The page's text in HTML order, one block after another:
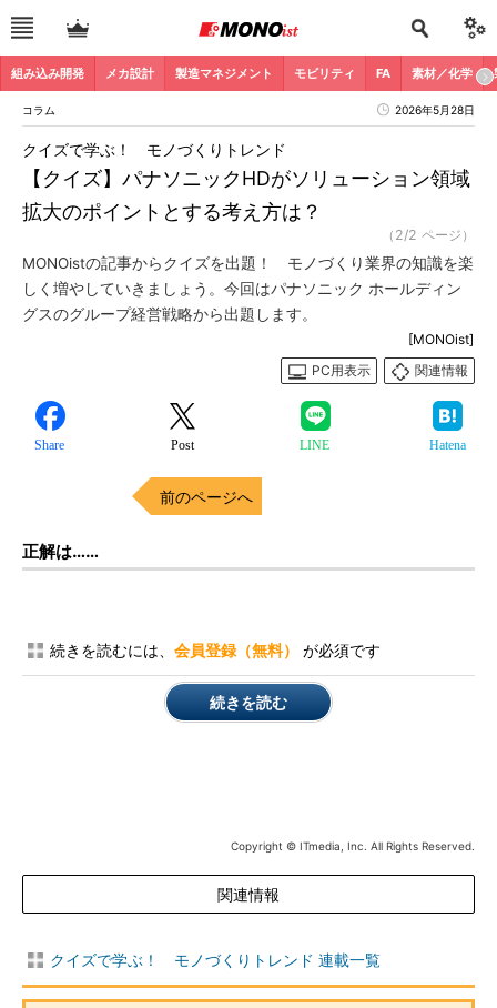
組み込み開発 メカ設計 製造マネジメント モビリティ FA 素材／化学
コラム 2026年5月28日
【クイズ】パナソニックHDがソリューション領域
拡大のポイントとする考え方は？
クイズで学ぶ！ モノづくりトレンド
（2/2 ページ）
MONOistの記事からクイズを出題！ モノづくり業界の知識を楽
しく増やしていきましょう。今回はパナソニック ホールディン
グスのグループ経営戦略から出題します。
[MONOist]
PC用表示
関連情報
Share Post LINE Hatena
前のページへ
正解は……
続きを読むには、 会員登録（無料） が必須です
続きを読む
Copyright © ITmedia, Inc. All Rights Reserved.
関連情報
クイズで学ぶ！ モノづくりトレンド 連載一覧